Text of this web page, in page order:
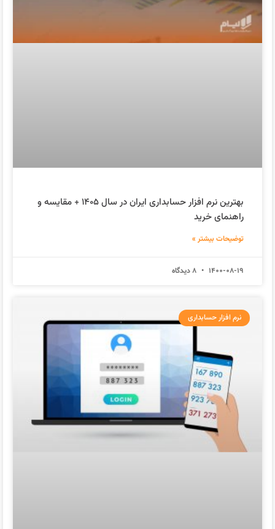
بهترین نرم افزار حسابداری ایران در سال ۱۴۰۵ + مقایسه و
راهنمای خرید
توضیحات بیشتر »
1400-08-19
نرم افزار حسابداری